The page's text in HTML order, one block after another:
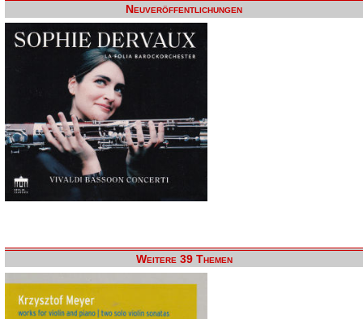
Neuveröffentlichungen
Weitere 39 Themen